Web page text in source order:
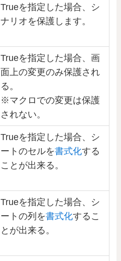
Trueを指定した場合、シ
ナリオを保護します。
Trueを指定した場合、画
面上の変更のみ保護され
る。
※マクロでの変更は保護
されない。
Trueを指定した場合、シ
ートのセルを書式化する
ことが出来る。
Trueを指定した場合、シ
ートの列を書式化するこ
とが出来る。